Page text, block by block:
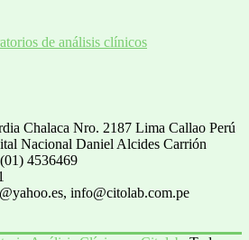
de análisis clínicos
Chalaca Nro. 2187 Lima Callao Perú
Nacional Daniel Alcides Carrión
4536469
info@citolab.com.pe